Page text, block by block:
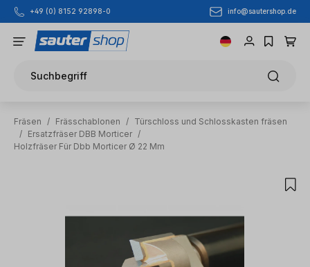
Zum Hauptinhalt springen
+49 (0) 8152 92898-0 info@sautershop.de
Suchbegriff
Fräsen / Frässchablonen / Türschloss und Schlosskasten fräsen
/ Ersatzfräser DBB Morticer /
Holzfräser Für Dbb Morticer Ø 22 Mm